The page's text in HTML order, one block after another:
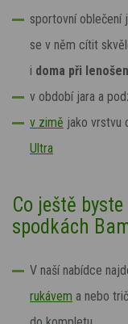
sportovní oblečení
se v něm cítit
i doma při
v období jara a
v zimě jako vrstvu
Ultra
Co ještě
spodkách
V naší nabídce
rukávem a nebo